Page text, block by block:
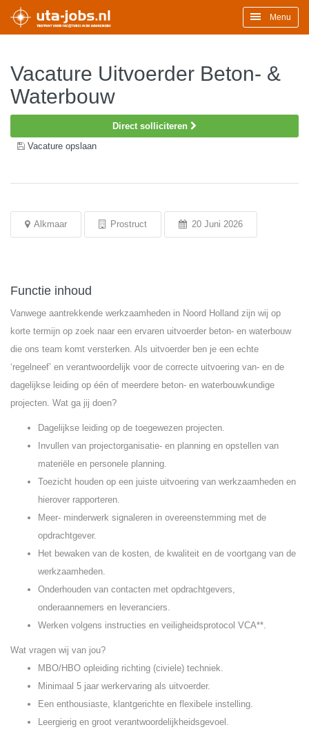
Menu
Vacature Uitvoerder Beton- &
Waterbouw
Direct solliciteren
Vacature opslaan
Alkmaar Prostruct 20 Juni 2026
Functie inhoud
Vanwege aantrekkende werkzaamheden in Noord Holland zijn wij op
korte termijn op zoek naar een ervaren uitvoerder beton- en waterbouw
die ons team komt versterken. Als uitvoerder ben je een echte
‘regelneef’ en verantwoordelijk voor de correcte uitvoering van- en de
dagelijkse leiding op één of meerdere beton- en waterbouwkundige
projecten. Wat ga jij doen?
Dagelijkse leiding op de toegewezen projecten.
Invullen van projectorganisatie- en planning en opstellen van
materiële en personele planning.
Toezicht houden op een juiste uitvoering van werkzaamheden en
hierover rapporteren.
Meer- minderwerk signaleren in overeenstemming met de
opdrachtgever.
Het bewaken van de kosten, de kwaliteit en de voortgang van de
werkzaamheden.
Onderhouden van contacten met opdrachtgevers,
onderaannemers en leveranciers.
Werken volgens instructies en veiligheidsprotocol VCA**.
Wat vragen wij van jou?
MBO/HBO opleiding richting (civiele) techniek.
Minimaal 5 jaar werkervaring als uitvoerder.
Een enthousiaste, klantgerichte en flexibele instelling.
Leergierig en groot verantwoordelijkheidsgevoel.